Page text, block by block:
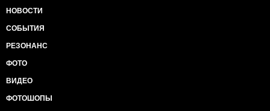
НОВОСТИ
СОБЫТИЯ
РЕЗОНАНС
ФОТО
ВИДЕО
ФОТОШОПЫ